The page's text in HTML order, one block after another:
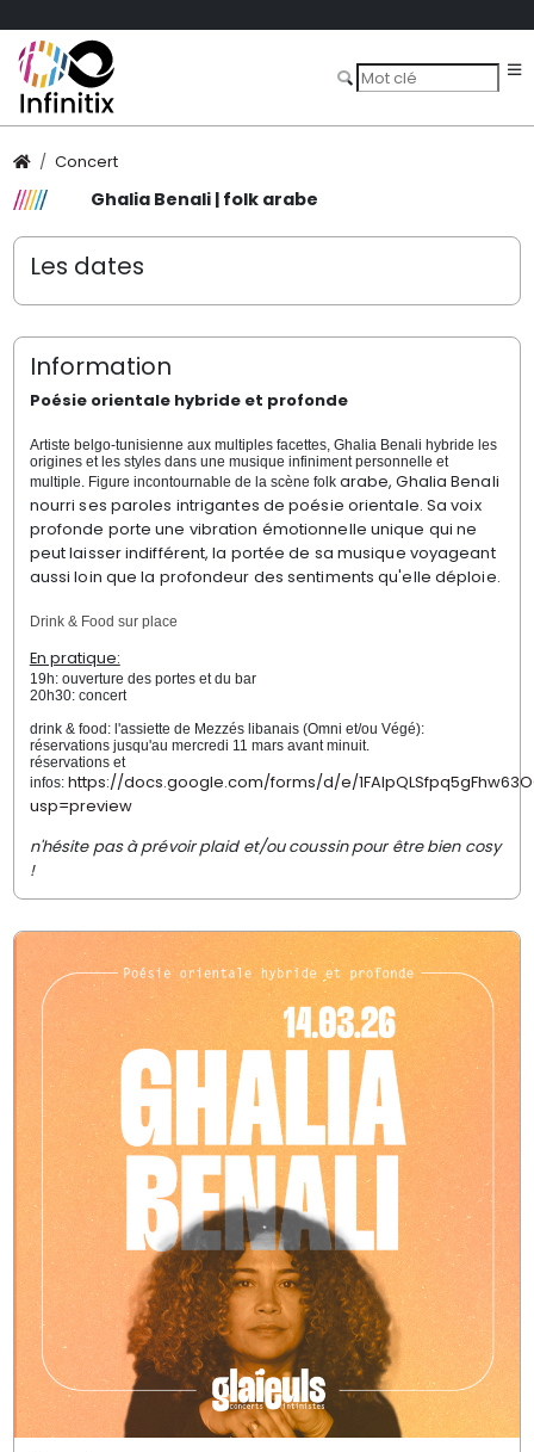
Concert
Ghalia Benali | folk arabe
Les dates
Information
Poésie orientale hybride et profonde
Artiste belgo-tunisienne aux multiples facettes, Ghalia Benali hybride les
origines et les styles dans une musique infiniment personnelle et
multiple. Figure incontournable de la scène folk arabe, Ghalia Benali
nourri ses paroles intrigantes de poésie orientale. Sa voix
profonde porte une vibration émotionnelle unique qui ne
peut laisser indifférent, la portée de sa musique voyageant
aussi loin que la profondeur des sentiments qu'elle déploie.
Drink & Food sur place
En pratique:
19h: ouverture des portes et du bar
20h30: concert
drink & food: l'assiette de Mezzés libanais (Omni et/ou Végé):
réservations jusqu'au mercredi 11 mars avant minuit.
réservations et
infos: https://docs.google.com/forms/d/e/
usp=preview
n'hésite pas à prévoir plaid et/ou coussin pour être bien cosy
!